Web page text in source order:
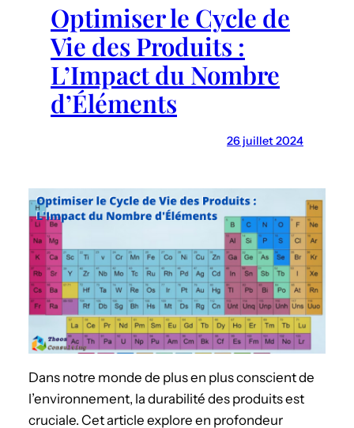
Optimiser le Cycle de
Vie des Produits :
L’Impact du Nombre
d’Éléments
26 juillet 2024
Dans notre monde de plus en plus conscient de
l’environnement, la durabilité des produits est
cruciale. Cet article explore en profondeur